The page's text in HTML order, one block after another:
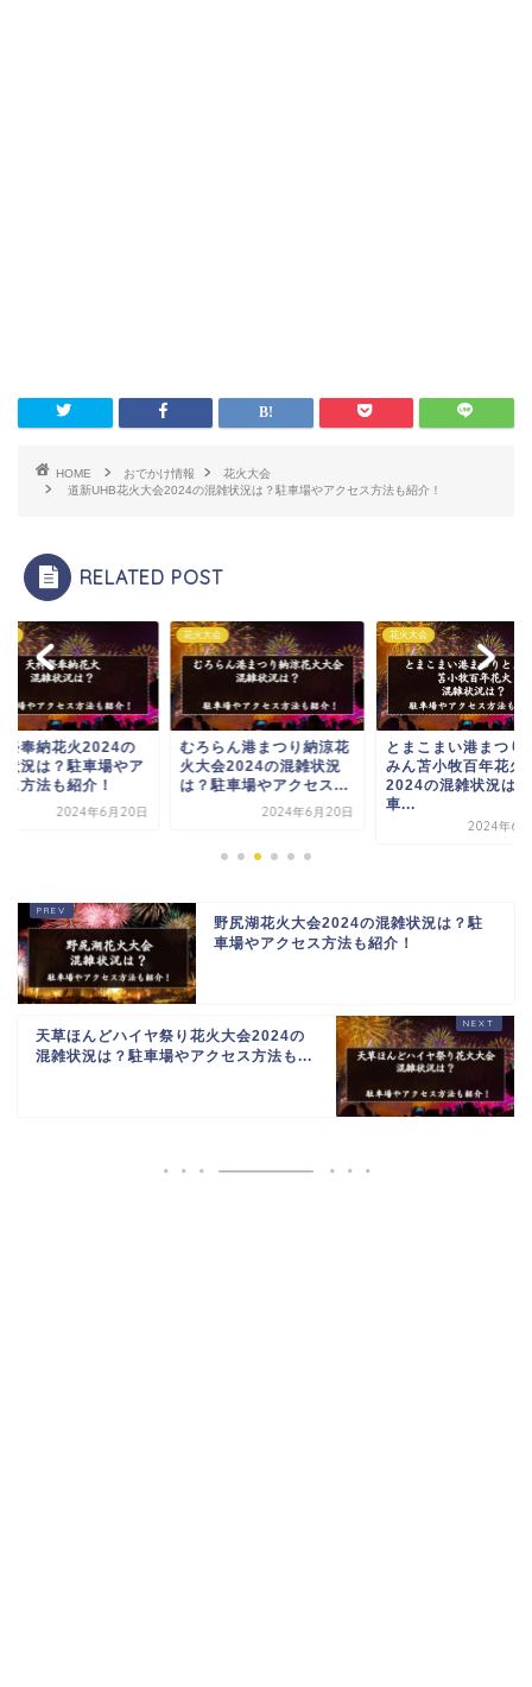
HOME おでかけ情報
花火大会
道新UHB花火大会2024の混雑状況は？駐車場やアクセス方法も紹介！
RELATED POST
祭奉納花火2024の
状況は？駐車場やア
ス方法も紹介！
2024年6月20日
花火大会
むろらん港まつり納涼花
火大会2024の混雑状況
は？駐車場やアクセス...
2024年6月20日
花火大会
とまこまい港まつり
みん苫小牧百年花火
2024の混雑状況は
車...
2024年6
野尻湖花火大会2024の混雑状況は？駐
車場やアクセス方法も紹介！
天草ほんどハイヤ祭り花火大会2024の
混雑状況は？駐車場やアクセス方法も...